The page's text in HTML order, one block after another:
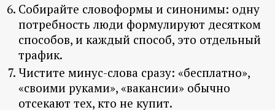
Собирайте словоформы и синонимы: одну
потребность люди формулируют десятком
способов, и каждый способ, это отдельный
трафик.
Чистите минус-слова сразу: «бесплатно»,
«своими руками», «вакансии» обычно
отсекают тех, кто не купит.